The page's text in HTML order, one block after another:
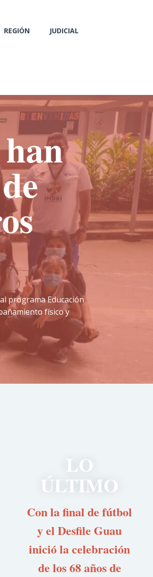
REGIÓN JUDICIAL
programa Educación
físico y
LO
ÚLTIMO
Con la final de fútbol
y el Desfile Guau
inició la celebración
de los 68 años de